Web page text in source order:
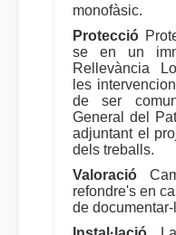
monofàsic.
Protecció
se en un
Rellevància
les
de ser
General del
adjuntant el
dels treballs.
Valoració
refondre's en
de documentar-